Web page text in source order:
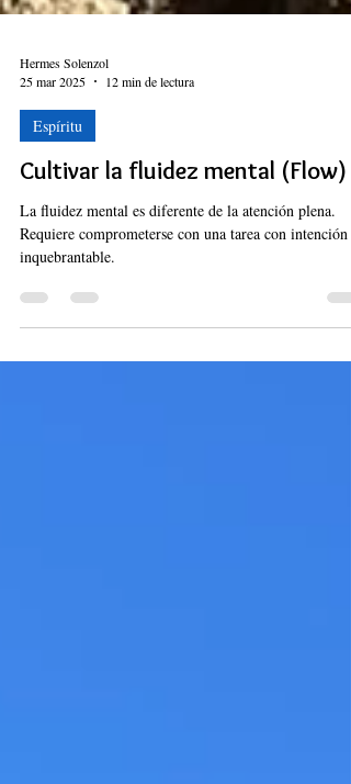
25 mar 2025
Espíritu
Cultivar la fluidez mental (Flow)
La fluidez mental es diferente de la atención plena.
Requiere comprometerse con una tarea con intención
inquebrantable.